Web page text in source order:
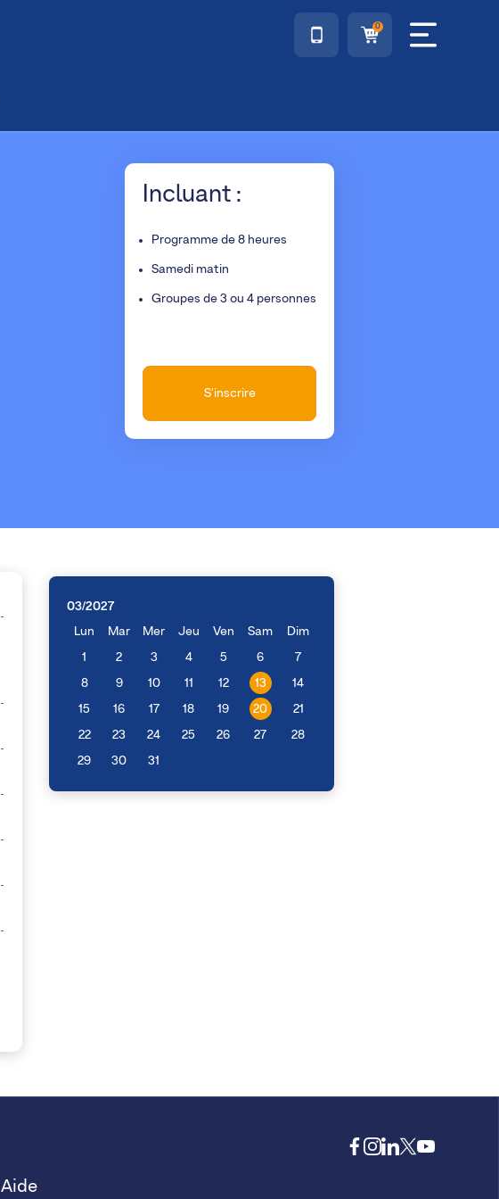
0
Incluant :
Programme de 8 heures
Samedi matin
Groupes de 3 ou 4 personnes
S'inscrire
03/2027
Lun
Mar Mer Jeu Ven Sam Dim
1 2 3 4 5 6 7
8 9 10 11 12 13 14
15 16 17 18 19 20 21
22 23 24 25 26 27 28
29 30 31
Aide